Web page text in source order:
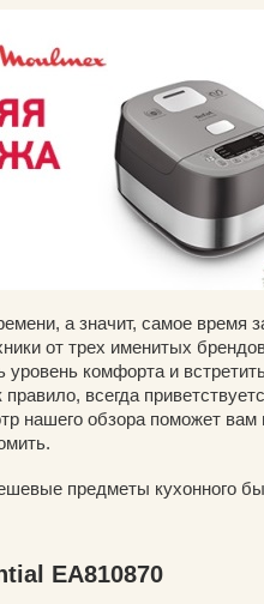
а значит, самое время
от трех именитых
комфорта и
всегда
нашего обзора поможет вам
предметы кухонного
EA810870